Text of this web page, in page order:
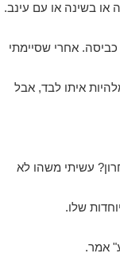
אחרי שסיימתי
איתו לבד, אבל
עשיתי משהו לא
שלו.
אמר.